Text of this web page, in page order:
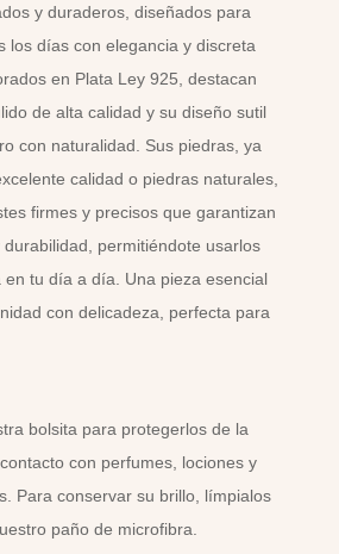
y duraderos, diseñados para
los días con elegancia y discreta
en Plata Ley 925, destacan
de alta calidad y su diseño sutil
con naturalidad. Sus piedras, ya
calidad o piedras naturales,
firmes y precisos que garantizan
permitiéndote usarlos
en tu día a día. Una pieza esencial
con delicadeza, perfecta para
bolsita para protegerlos de la
con perfumes, lociones y
Para conservar su brillo, límpialos
paño de microfibra.